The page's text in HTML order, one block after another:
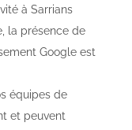
à Sarrians
la présence de
Google est
équipes de
et peuvent